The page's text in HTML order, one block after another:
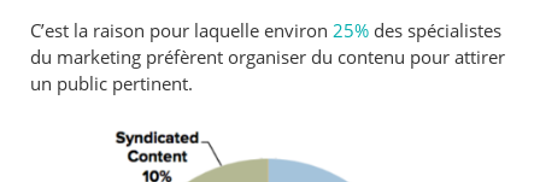
C’est la raison pour laquelle environ25% des spécialistes
du marketing préfèrent organiser du contenu pour attirer
un public pertinent.